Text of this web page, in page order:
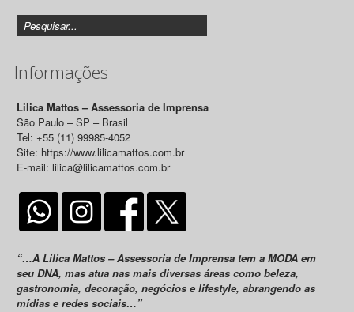
Informações
Lilica Mattos – Assessoria de Imprensa
São Paulo – SP – Brasil
Tel: +55 (11) 99985-4052
Site: https://www.lilicamattos.com.br
E-mail: lilica@lilicamattos.com.br
“…A Lilica Mattos – Assessoria de Imprensa tem a MODA em
seu DNA, mas atua nas mais diversas áreas como beleza,
gastronomia, decoração, negócios e lifestyle, abrangendo as
mídias e redes sociais…”